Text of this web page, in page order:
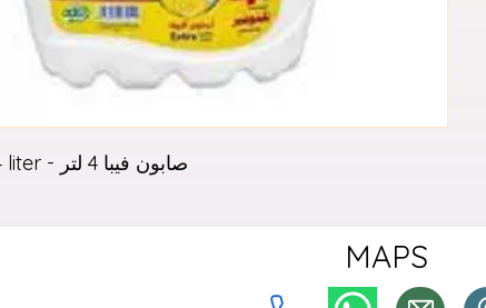
feba soap 4 liter - صابون فيبا 4 لتر
MAPS